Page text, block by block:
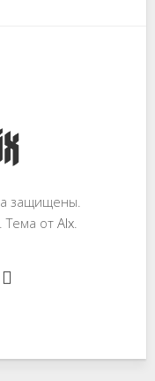
защищены.
. Тема от Alx.